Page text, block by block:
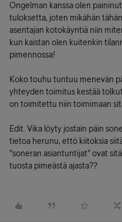
Ongelman kanssa olen
tuloksetta, joten mikähän
asentajan kotokäyntiä niin
kun kaistan olen kuitenkin
pimennossa!
Koko touhu tuntuu menevän
yhteyden toimitus kestää
on toimitettu niin toimimaan
Edit. Vika löyty jostain päin
tietoa herunu, ettö kiitoksia
"soneran asiantuntijat" ovat
tuosta pimeästä ajasta??